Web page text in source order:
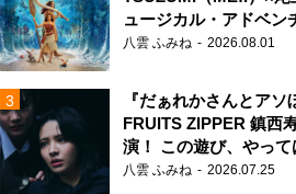
ュージカル・アドベン
声を響かせる
八雲 ふみね 2026.08.01
『だぁれかさんとアソ
FRUITS ZIPPER 鎮西
演！ この遊び、やって
せん。
八雲 ふみね 2026.07.25